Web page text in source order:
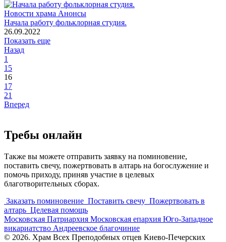
Новости храма Анонсы
Начала работу фольклорная студия.
26.09.2022
Показать еще
Назад
1
15
16
17
21
Вперед
Требы онлайн
Также вы можете отправить заявку на поминовение,
поставить свечу, пожертвовать в алтарь на богослужение и
помочь приходу, приняв участие в целевых
благотворительных сборах.
Заказать поминовение Поставить свечу Пожертвовать в
алтарь Целевая помощь
Московская Патриархия Московская епархия Юго-Западное
викариатство Андреевское благочиние
© 2026. Храм Всех Преподобных отцев Киево-Печерских